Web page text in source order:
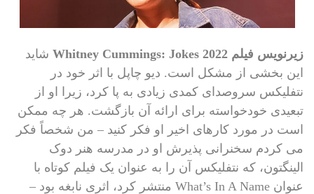
زیرنویس فیلم Whitney Cummings: Jokes 2022
شاید
این بخشی از مشکل است. دیو چاپل با اثر خود در
نتفلیکس سروصدای کمدی زیادی به پا کرد، زیرا او از
تبعیدی خودخواسته برای ارائه آن بازگشت. هر چه ممکن
است در مورد کارهای اخیر او فکر کنید – من شخصاً فکر
می کردم سخنرانی پذیرش او در مدرسه هنر دوک
الینگتون، که نتفلیکس آن را به عنوان یک فیلم کوتاه با
عنوان What’s In A Name منتشر کرد، اثری نابغه بود –